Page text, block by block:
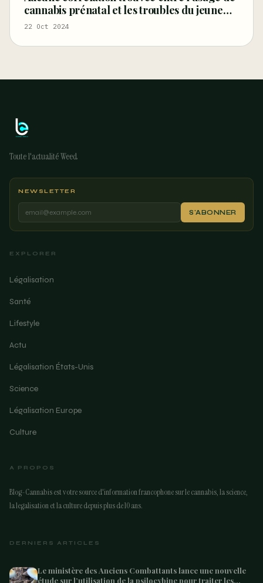
cannabis prénatal et les troubles du jeune
enfant
22 Oct 2024
Toute l'actualité Weed
NEWSLETTER
S'ABONNER
EXPLORER
Légalisation
Santé
Lifestyle
Actu
Légalisation États-Unis
Science
Légalisation Europe
Culture
A PROPOS
Blog-Cannabis est votre source d'information francophone sur le cannabis, la science,
la legalisation et la culture depuis plus de 10 ans.
DERNIERS ARTICLES
Le ministère des Anciens Combattants lance une nouvelle
étude sur l’utilisation de la psilocybine pour traiter les